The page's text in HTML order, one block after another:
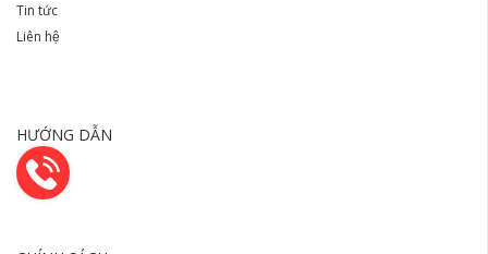
Tin tức
Liên hệ
HƯỚNG DẪN